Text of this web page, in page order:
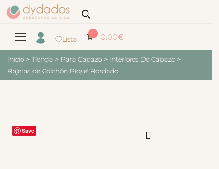
Lista
0 0.00€
Inicio > Tienda > Para Capazo > Interiores De Capazo >
Bajeras de Colchón Piqué Bordado
Save